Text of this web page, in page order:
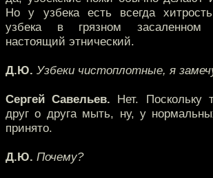
Но у узбека есть всегда
узбека в грязном засаленном
настоящий этнический.
Д.Ю. Узбеки чистоплотные, я
Сергей Савельев. Нет. Поскольку
друг о друга мыть, ну, у
принято.
Д.Ю. Почему?